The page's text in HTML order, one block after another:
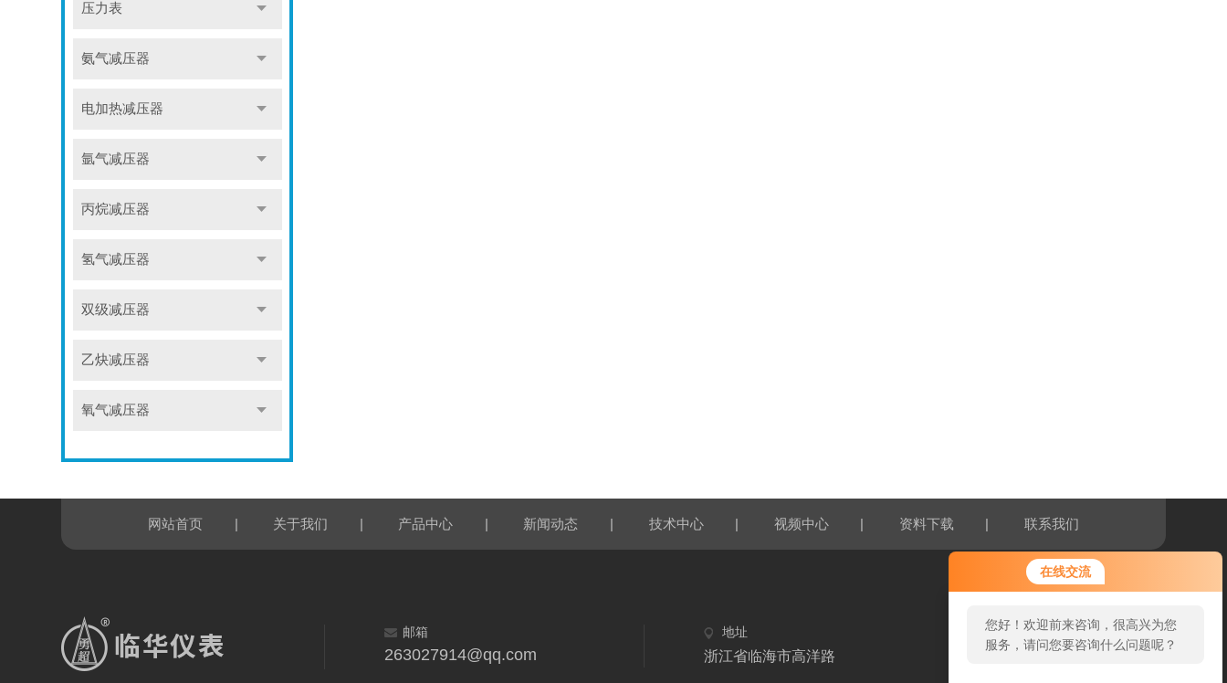
在线交流
您好！欢迎前来咨询，很高兴为您
服务，请问您要咨询什么问题呢？
压力表
氨气减压器
电加热减压器
氩气减压器
丙烷减压器
氢气减压器
双级减压器
乙炔减压器
氧气减压器
网站首页 | 关于我们 | 产品中心 | 新闻动态 | 技术中心 | 视频中心 | 资料下载 | 联系我们
邮箱
263027914@qq.com
地址
浙江省临海市高洋路